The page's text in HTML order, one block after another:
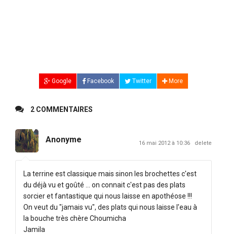
Google Facebook Twitter More
2 COMMENTAIRES
Anonyme 16 mai 2012 à 10:36 delete
La terrine est classique mais sinon les brochettes c'est
du déjà vu et goûté ... on connait c'est pas des plats
sorcier et fantastique qui nous laisse en apothéose !!!
On veut du "jamais vu", des plats qui nous laisse l'eau à
la bouche très chère Choumicha
Jamila